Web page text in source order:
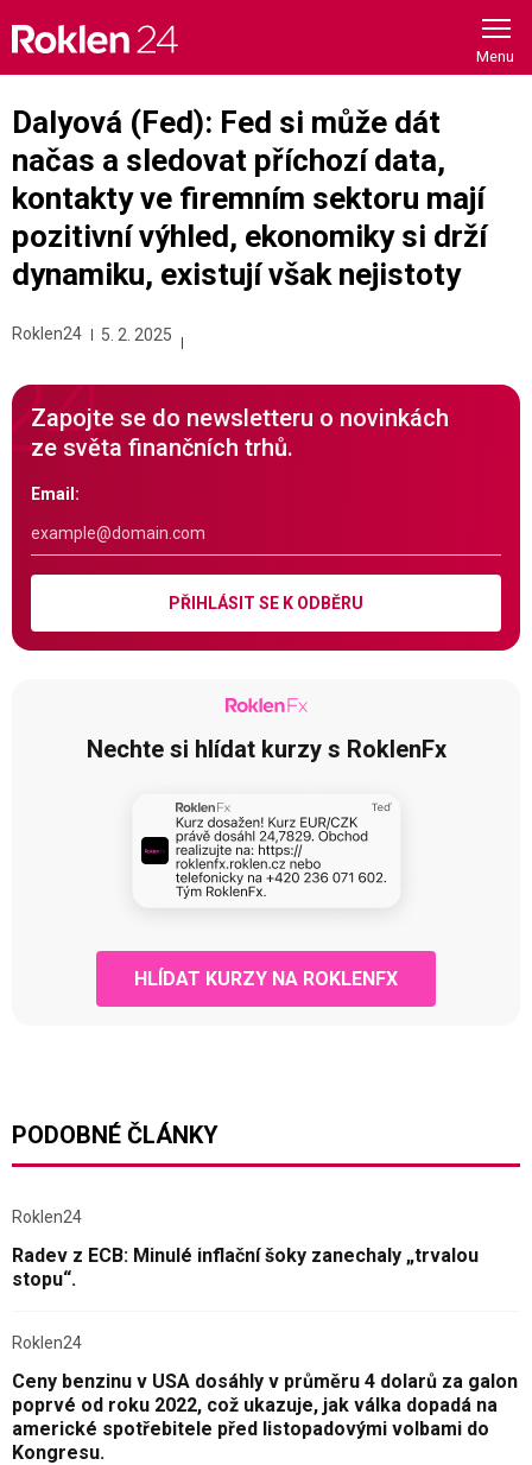
content
Dalyová (Fed): Fed si může dát
načas a sledovat příchozí data,
kontakty ve firemním sektoru mají
pozitivní výhled, ekonomiky si drží
dynamiku, existují však nejistoty
Roklen24 5. 2. 2025
Zapojte se do newsletteru o novinkách
ze světa finančních trhů.
Email:
PŘIHLÁSIT SE K ODBĚRU
Nechte si hlídat kurzy s RoklenFx
HLÍDAT KURZY NA ROKLENFX
PODOBNÉ ČLÁNKY
Roklen24
Radev z ECB: Minulé inflační šoky zanechaly „trvalou
stopu“.
Roklen24
Ceny benzinu v USA dosáhly v průměru 4 dolarů za galon
poprvé od roku 2022, což ukazuje, jak válka dopadá na
americké spotřebitele před listopadovými volbami do
Kongresu.